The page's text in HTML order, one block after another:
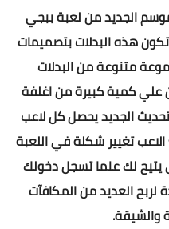
الجديد من لعبة ببجي
هذه البدلات بتصميمات
متنوعة من البدلات
علي كمية كبيرة من اغلفة
الجديد يحصل كل لاعب
الاعب تغيير شكلة في اللعبة
يتيح لك عنما تسجل دخولك
العديد من المكافآت
والشيقة.